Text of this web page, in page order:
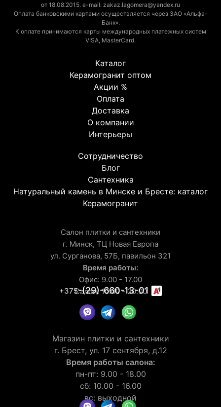
от 18.08.2015. e-mail: zakaz.lagomera@yandex.ru
Оплата банковскими картами осуществляется через ЗАО «Альфа-
Банк».
К оплате принимаются карты международных платежных систем
VISA, MasterCard.
Каталог
Керамогранит оптом
Акции %
Оплата
Доставка
О компании
Интерьеры
Сотрудничество
Блог
Сантехника
Натуральный камень в Минске и Бресте: каталог
Керамогранит
Салон плитки и сантехники
г. Минск, ТЦ Новая Европа
ул. Сурганова, 57Б, павильон 321
Время работы:
Офис: 9.00 - 17.00
Салон: 10.00 - 20.00
+375-(29)-660-13-01
Магазин плитки и сантехники
г. Брест, ул. 17 сентября, д.12
Время работы салона:
пн-пт: 9.00 - 18.00
сб: 10.00 - 16.00
вс: выходной